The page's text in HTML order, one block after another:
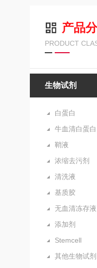
产品
PRODUCT
生物试剂
白蛋白
牛血清白蛋白
鞘液
浓缩去污剂
清洗液
基质胶
无血清冻存液
添加剂
Stemcell
其他生物试剂